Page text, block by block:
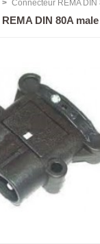
> Connecteur REMA DIN
DIN 80A male